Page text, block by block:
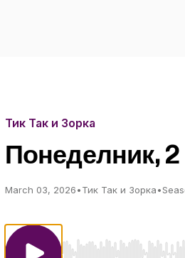
Тик Так и Зорка
Понеделник,
March 03, 2026•Тик Так и Зорка•